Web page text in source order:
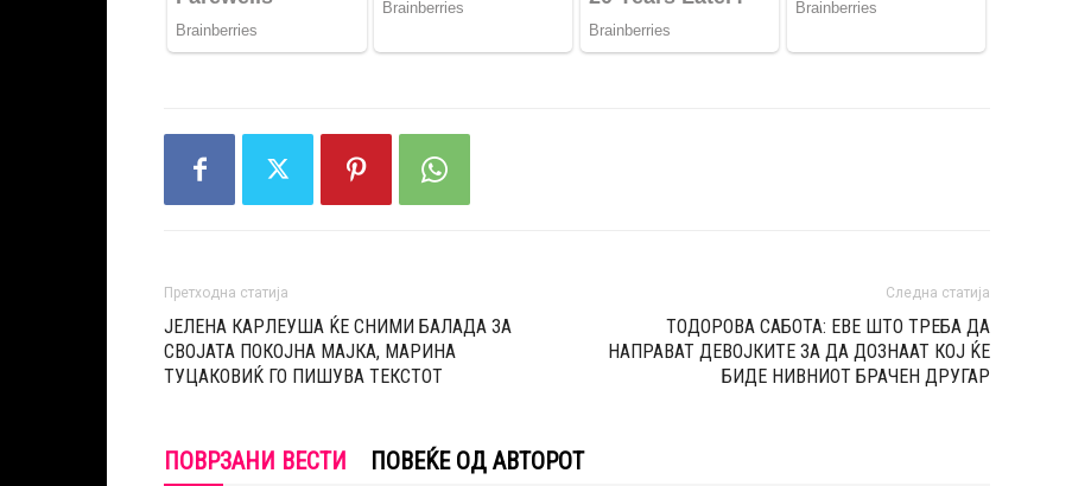
Претходна статија
ЈЕЛЕНА КАРЛЕУША ЌЕ СНИМИ БАЛАДА ЗА
СВОЈАТА ПОКОЈНА МАЈКА, МАРИНА
ТУЦАКОВИЌ ГО ПИШУВА ТЕКСТОТ
Следна статија
ТОДОРОВА САБОТА: ЕВЕ ШТО ТРЕБА ДА
НАПРАВАТ ДЕВОЈКИТЕ ЗА ДА ДОЗНААТ КОЈ ЌЕ
БИДЕ НИВНИОТ БРАЧЕН ДРУГАР
ПОВРЗАНИ ВЕСТИ ПОВЕЌЕ ОД АВТОРОТ